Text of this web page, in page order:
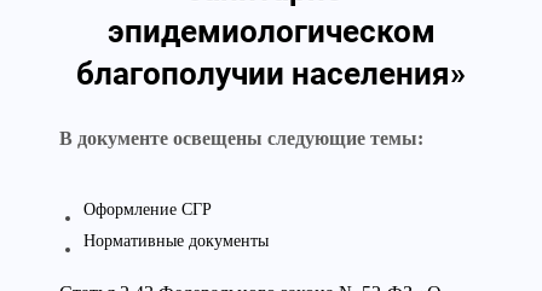
эпидемиологическом
благополучии населения»
В документе освещены следующие темы:
Оформление СГР
Нормативные документы